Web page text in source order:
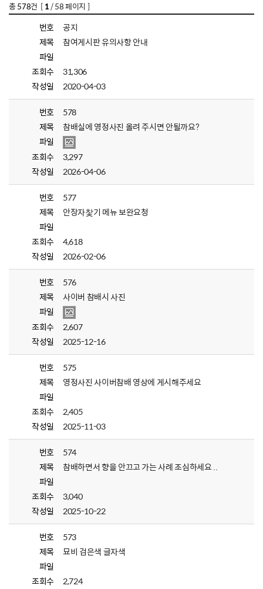
총578건 [ 1/ 58 페이지 ]
번호
공지
제목
참여게시판 유의사항 안내
파일
조회수
31,306
작성일
2020-04-03
번호
578
제목
참배실에 영정사진 올려 주시면 안될까요?
파일
조회수
3,297
작성일
2026-04-06
번호
577
제목
안장자찿기 메뉴 보완요청
파일
조회수
4,618
작성일
2026-02-06
번호
576
제목
사이버 참배시 사진
파일
조회수
2,607
작성일
2025-12-16
번호
575
제목
영정사진 사이버참배 영상에 게시해주세요
파일
조회수
2,405
작성일
2025-11-03
번호
574
제목
참배하면서 향을 안끄고 가는 사례 조심하세요 ..
파일
조회수
3,040
작성일
2025-10-22
번호
573
제목
묘비 검은색 글자색
파일
조회수
2,724